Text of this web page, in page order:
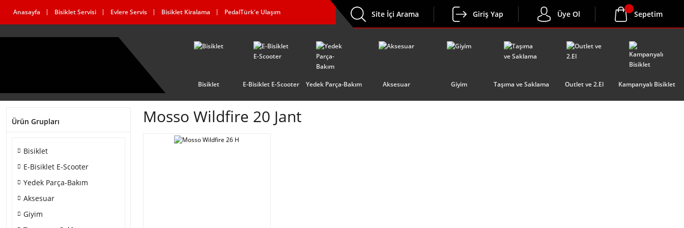
Anasayfa Bisiklet Servisi Evlere Servis Bisiklet Kiralama PedalTürk'e Ulaşım Site İçi Arama Giriş Yap Üye Ol Sepetim
Bisiklet E-Bisiklet E-Scooter Yedek Parça-Bakım Aksesuar Giyim Taşıma ve Saklama Outlet ve 2.El Kampanyalı Bisiklet
Ürün Grupları
Bisiklet
E-Bisiklet E-Scooter
Yedek Parça-Bakım
Aksesuar
Giyim
Mosso Wildfire 20 Jant